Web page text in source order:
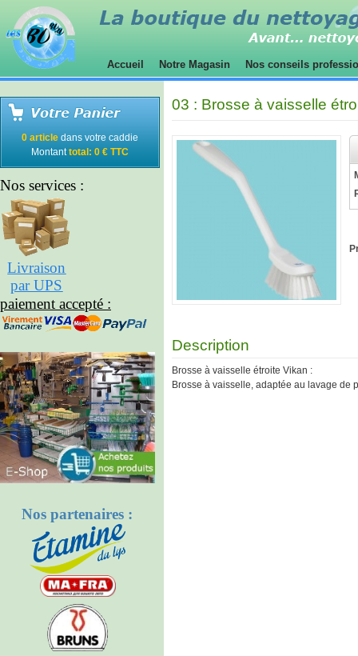
Accueil Notre Magasin Nos conseils
0 article dans votre caddie
Montanttotal: 0 € TTC
Nos services :
Livraison
par UPS
paiement accepté :
Nos partenaires :
03 : Brosse à vaisselle
Description
Brosse à vaisselle étroite Vikan :
Brosse à vaisselle, adaptée au lavage de